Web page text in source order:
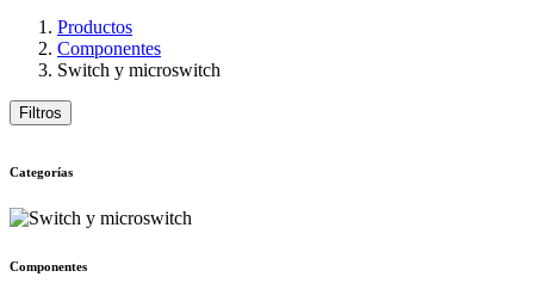
Productos
Componentes
Switch y microswitch
Filtros
Categorías
Componentes